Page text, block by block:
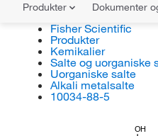
Produkter Dokumenter
Fisher Scientific
Produkter
Kemikalier
Salte og uorganiske
Uorganiske salte
Alkali metalsalte
10034-88-5
OH